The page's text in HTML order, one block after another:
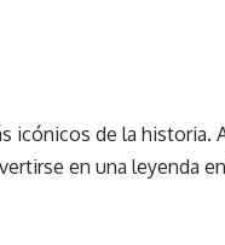
icónicos de la historia.
en una leyenda